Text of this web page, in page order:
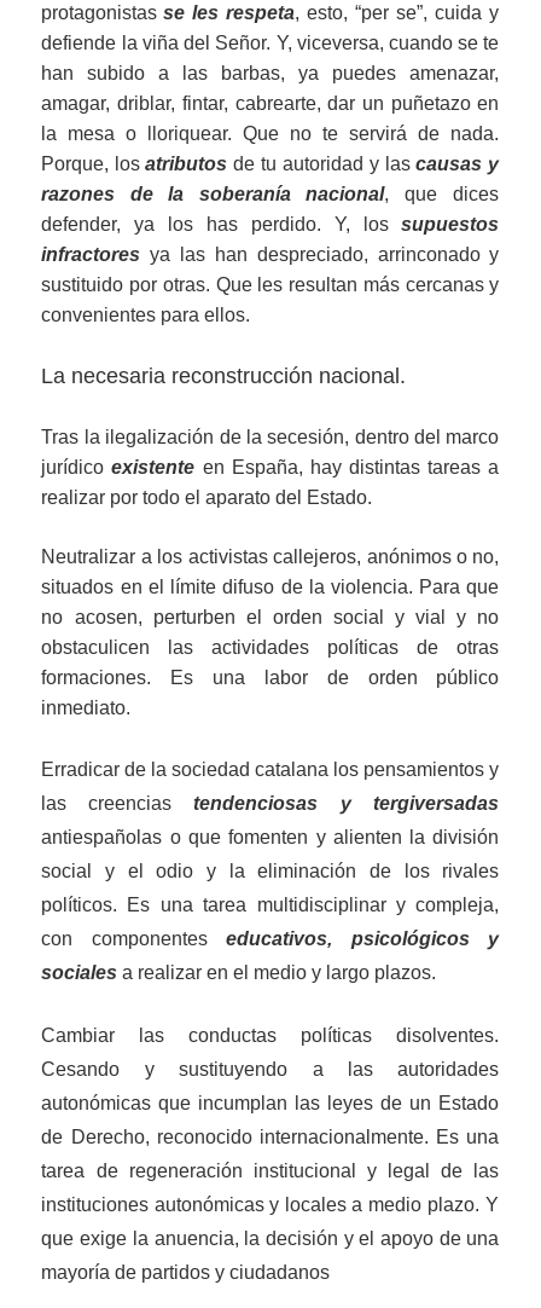
protagonistasse les respeta, esto, “per se”, cuida y
defiende la viña del Señor. Y, viceversa, cuando se te
han subido a las barbas, ya puedes amenazar,
amagar, driblar, fintar, cabrearte, dar un puñetazo en
la mesa o lloriquear. Que no te servirá de nada.
Porque, losatributos de tu autoridad y lascausas y
razones de la soberanía nacional, que dices
defender, ya los has perdido. Y, lossupuestos
infractores ya las han despreciado, arrinconado y
sustituido por otras. Que les resultan más cercanas y
convenientes para ellos.
La necesaria reconstrucción nacional.
Tras la ilegalización de la secesión, dentro del marco
jurídicoexistente en España, hay distintas tareas a
realizar por todo el aparato del Estado.
Neutralizar a los activistas callejeros, anónimos o no,
situados en el límite difuso de la violencia. Para que
no acosen, perturben el orden social y vial y no
obstaculicen las actividades políticas de otras
formaciones. Es una labor de orden público
inmediato.
Erradicarde la sociedad catalana los pensamientos y
las creenciastendenciosas y tergiversadas
antiespañolas o que fomenten y alienten la división
social y el odio y la eliminación de los rivales
po líticos. Es una tarea multidisciplinar y compleja,
con componenteseducativos, psicológicos y
sociales a realizar en el medio y largo plazos.
Cambiar las conductas políticas disolventes.
Cesando y sustituyendo a las autoridades
autonómicas que incumplan las leyes de un Estado
de Derecho, reconocido internacionalmente. Es una
tarea
de regeneración institucional y legal de las
instituciones autonómicas y localesa medio plazo.Y
que exige la anuencia, la decisión y el apoyo de una
mayoría de partidos y ciudadanos